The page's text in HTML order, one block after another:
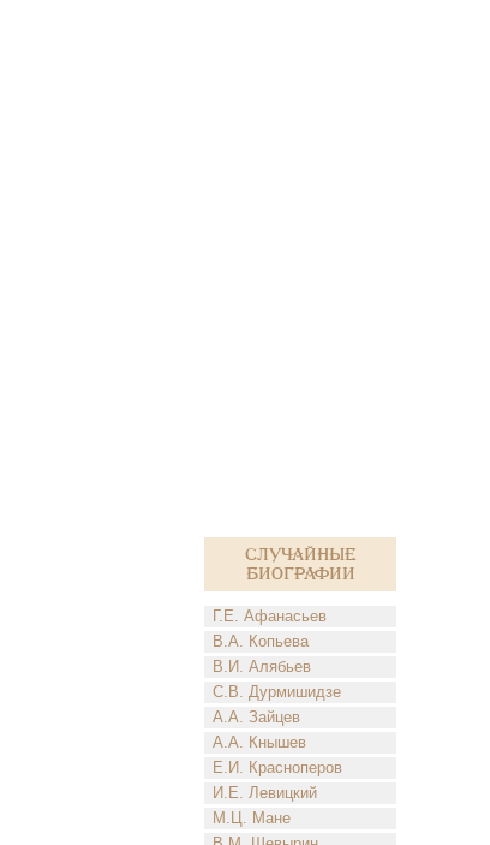
Случайные
биографии
Г.Е. Афанасьев
В.А. Копьева
В.И. Алябьев
С.В. Дурмишидзе
А.А. Зайцев
А.А. Кнышев
Е.И. Красноперов
И.Е. Левицкий
М.Ц. Мане